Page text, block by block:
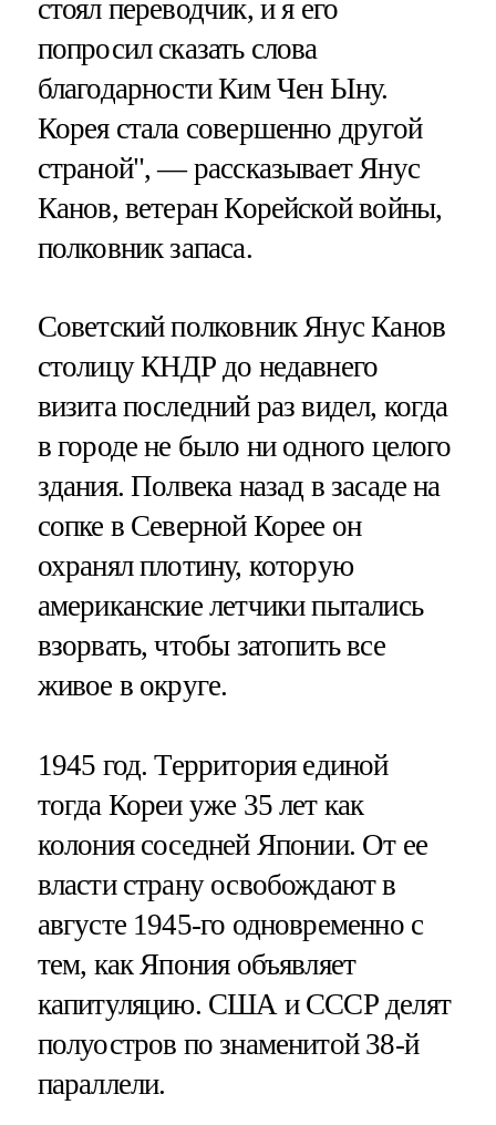
стоял переводчик, и я его
попросил сказать слова
благодарности Ким Чен Ыну.
Корея стала совершенно другой
страной", — рассказывает Янус
Канов, ветеран Корейской войны,
полковник запаса.
Советский полковник Янус Канов
столицу КНДР до недавнего
визита последний раз видел, когда
в городе не было ни одного целого
здания. Полвека назад в засаде на
сопке в Северной Корее он
охранял плотину, которую
американские летчики пытались
взорвать, чтобы затопить все
живое в округе.
1945 год. Территория единой
тогда Кореи уже 35 лет как
колония соседней Японии. От ее
власти страну освобождают в
августе 1945-го одновременно с
тем, как Япония объявляет
капитуляцию. США и СССР делят
полуостров по знаменитой 38-й
параллели.